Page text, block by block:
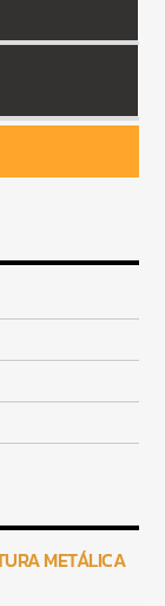
METÁLICA